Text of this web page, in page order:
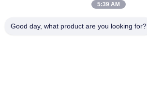
주소
5:39 AM
Good day, what product are you looking for?